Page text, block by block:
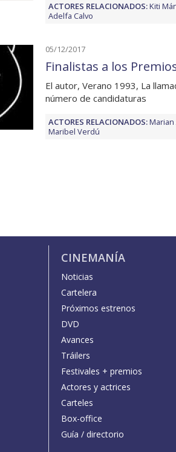
ACTORES RELACIONADOS:Kiti
Adelfa Calvo
05/12/2017
Finalistas a los
El autor, Verano 1993, La
número de candidaturas
ACTORES RELACIONADOS:Marian
Maribel Verdú
CINEMANÍA
Noticias
Cartelera
Próximos estrenos
DVD
Avances
Tráilers
Festivales + premios
Actores y actrices
Carteles
Box-office
Guía / directorio